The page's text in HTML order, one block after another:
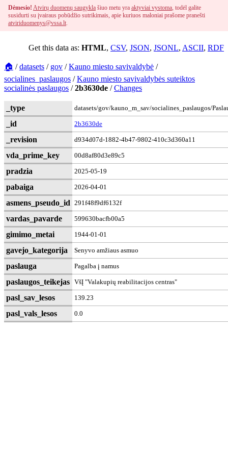
Dėmesio! Atvirų duomenų saugykla šiuo metu yra aktyviai vystoma, todėl galite
susidurti su įvairaus pobūdžio sutrikimais, apie kuriuos maloniai prašome pranešti
atviriduomenys@vssa.lt.
Get this data as: HTML, CSV, JSON, JSONL, ASCII, RDF
🏠 /datasets / gov /Kauno miesto savivaldybė /
socialines_paslaugos /Kauno miesto savivaldybės suteiktos
socialinės paslaugos /2b3630de /Changes
_type datasets/gov/kauno_m_sav/socialines_paslaugos/
_id 2b3630de
_revision d934d07d-1882-4b47-9802-410c3d360a11
vda_prime_key 00d8af80d3e89c5
pradzia 2025-05-19
pabaiga 2026-04-01
asmens_pseudo_id 291f48f9df6132f
vardas_pavarde 599630bacfb00a5
gimimo_metai 1944-01-01
gavejo_kategorija Senyvo amžiaus asmuo
paslauga Pagalba į namus
paslaugos_teikejas VšĮ "Valakupių reabilitacijos centras"
pasl_sav_lesos 139.23
pasl_vals_lesos 0.0